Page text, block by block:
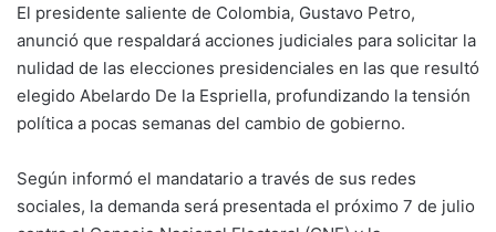
El presidente saliente de Colombia, Gustavo Petro,
anunció que respaldará acciones judiciales para solicitar la
nulidad de las elecciones presidenciales en las que resultó
elegido Abelardo De la Espriella, profundizando la tensión
política a pocas semanas del cambio de gobierno.
Según informó el mandatario a través de sus redes
sociales, la demanda será presentada el próximo 7 de julio